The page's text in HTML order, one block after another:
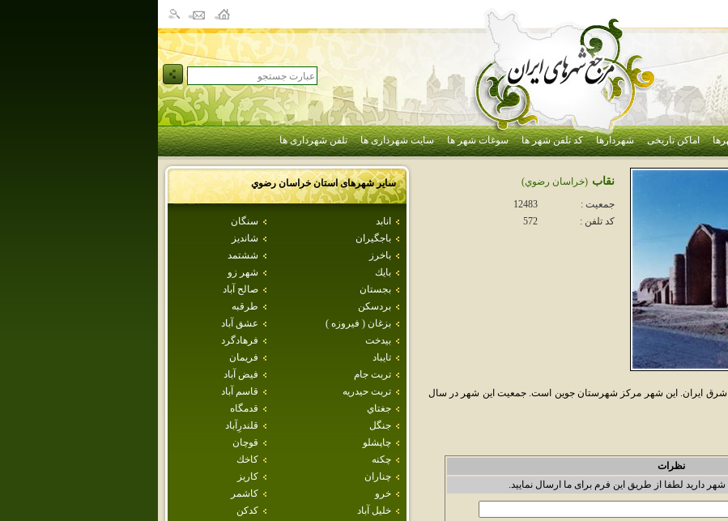
اماکن تاریخی شهردارها کد تلفن شهر ها سوغات شهر ها سایت شهرداری ها تلفن شهرداری ها
سایر شهرهای استانخراسان رضوي
انابد
سنگان
باجگيران
شانديز
باخرز
ششتمد
بايك
شهر زو
بجستان
صالح آباد
بردسكن
طرقبه
بزغان ( فيروزه )
عشق آباد
بيدخت
فرهادگرد
تايباد
فريمان
تربت جام
فيض آباد
تربت حيدريه
قاسم آباد
جغتاي
قدمگاه
جنگل
قلندرِآباد
چاپشلو
قوچان
چکنه
كاخك
چناران
كاريز
خرو
كاشمر
خليل آباد
كدكن
نقاب (خراسان رضوي)
جمعیت :
12483
کد تلفن :
572
ايران. اين شهر مرکز شهرستان جوين است. جمعيت اين شهر در سال
نظرات
دارید لطفا از طریق این فرم برای ما ارسال نمایید.